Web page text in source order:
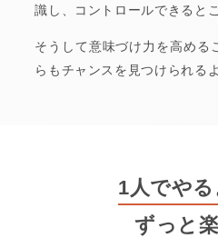
識し、コントロールできると
そうして意味づけ力を高める
らもチャンスを見つけられる
1人でや
ずっと